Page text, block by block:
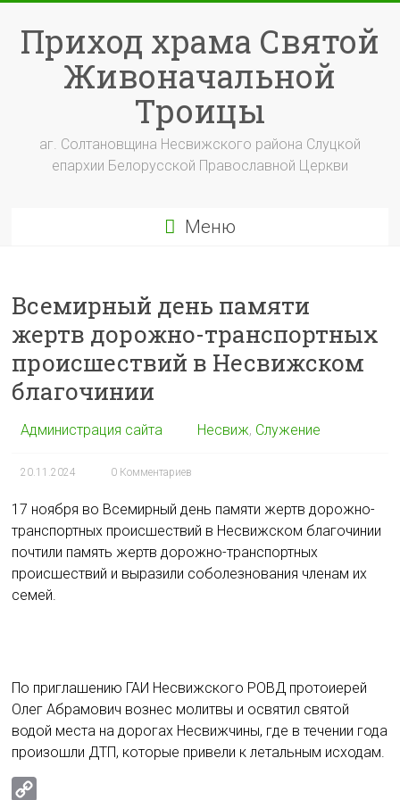
содержимому
Приход храма Святой
Живоначальной
Троицы
аг. Солтановщина Несвижского района Слуцкой
епархии Белорусской Православной Церкви
Меню
Всемирный день памяти
жертв дорожно-транспортных
происшествий в Несвижском
благочинии
Администрация сайта Несвиж, Служение
20.11.2024 0 Комментариев
17 ноября во Всемирный день памяти жертв дорожно-
транспортных происшествий в Несвижском благочинии
почтили память жертв дорожно-транспортных
происшествий и выразили соболезнования членам их
семей.
По приглашению ГАИ Несвижского РОВД протоиерей
Олег Абрамович вознес молитвы и освятил святой
водой места на дорогах Несвижчины, где в течении года
произошли ДТП, которые привели к летальным исходам.